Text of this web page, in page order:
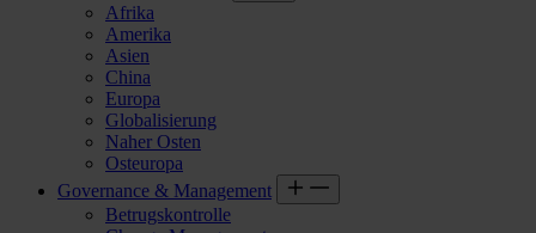
Afrika
Amerika
Asien
China
Europa
Globalisierung
Naher Osten
Osteuropa
Governance & Management
Betrugskontrolle